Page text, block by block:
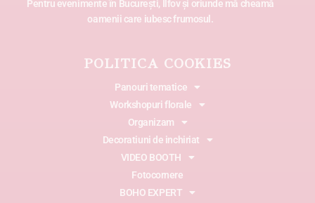
Pentru evenimente în București, Ilfov și oriunde mă cheamă
oamenii care iubesc frumosul.
POLITICA COOKIES
Panouri tematice
Workshopuri florale
Organizam
Decoratiuni de inchiriat
VIDEO BOOTH
Fotocornere
BOHO EXPERT